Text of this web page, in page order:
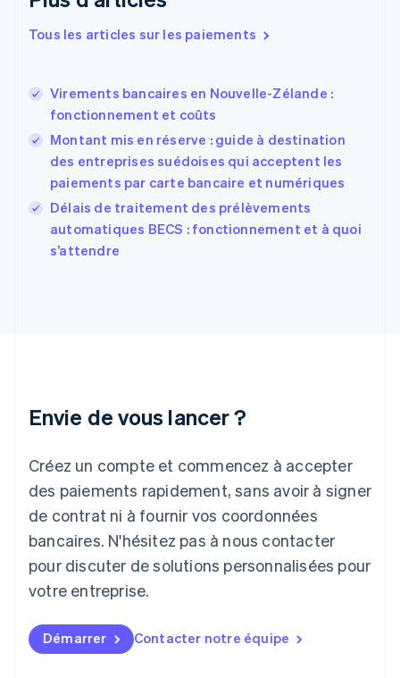
Tous les articles sur les paiements
Virements bancaires en Nouvelle-Zélande :
fonctionnement et coûts
Montant mis en réserve : guide à destination
des entreprises suédoises qui acceptent les
paiements par carte bancaire et numériques
Délais de traitement des prélèvements
automatiques BECS : fonctionnement et à quoi
s’attendre
Envie de vous lancer ?
Créez un compte et commencez à accepter
des paiements rapidement, sans avoir à signer
de contrat ni à fournir vos coordonnées
bancaires. N'hésitez pas à nous contacter
pour discuter de solutions personnalisées pour
votre entreprise.
Démarrer Contacter notre équipe
Espagne
Estonie
EnglishEspañol简体中文
Finlande
English Svenska
FrançaisEnglish
Gibraltar
English
Grèce
Hongrie
日本語 English
English
Liechtenstein
Deutsch English
Lituanie
English
Luxembourg
FrançaisDeutschEnglish
Malaisie
Malte
English
Mexique